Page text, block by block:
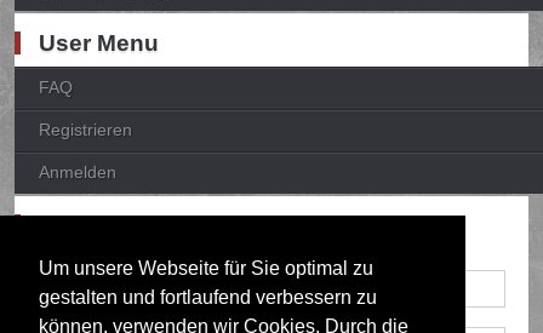
Um unsere Webseite für Sie optimal zu
gestalten und fortlaufend verbessern zu
können, verwenden wir Cookies. Durch die
User Menu
FAQ
Registrieren
Anmelden